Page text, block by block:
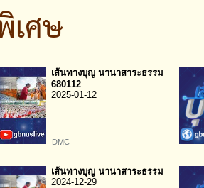
เศษ
เส้นทางบุญ นานาสาระธรรม
680112
2025-01-12
DMC
เส้นทางบุญ นานาสาระธรรม
2024-12-29